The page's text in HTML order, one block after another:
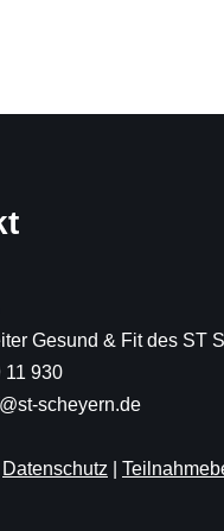
Gesund & Fit des ST
11 930
scheyern.de
Datenschutz